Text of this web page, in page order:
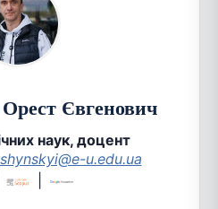
Євгенович
наук, доцент
u.edu.ua